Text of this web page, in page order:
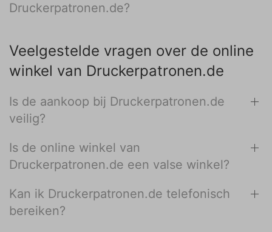
Druckerpatronen.de?
Veelgestelde vragen over de online
winkel van Druckerpatronen.de
Is de aankoop bij Druckerpatronen.de
veilig?
Is de online winkel van
Druckerpatronen.de een valse winkel?
Kan ik Druckerpatronen.de telefonisch
bereiken?